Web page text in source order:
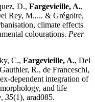
D., Fargevieille, A.,
Rey, M.,... & Grégoire,
climate effects
colourations. Peer
C., Fargevieille, A., Del
R., de Franceschi,
dependent integration of
and life
, 35(1), arad085.